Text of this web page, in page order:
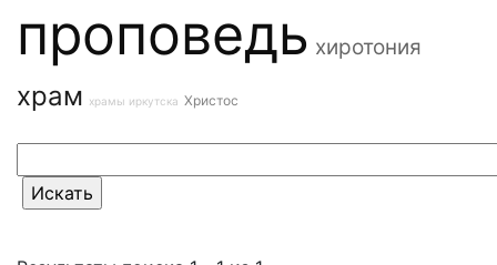
проповедь хиротония
храм храмы иркутска Христос